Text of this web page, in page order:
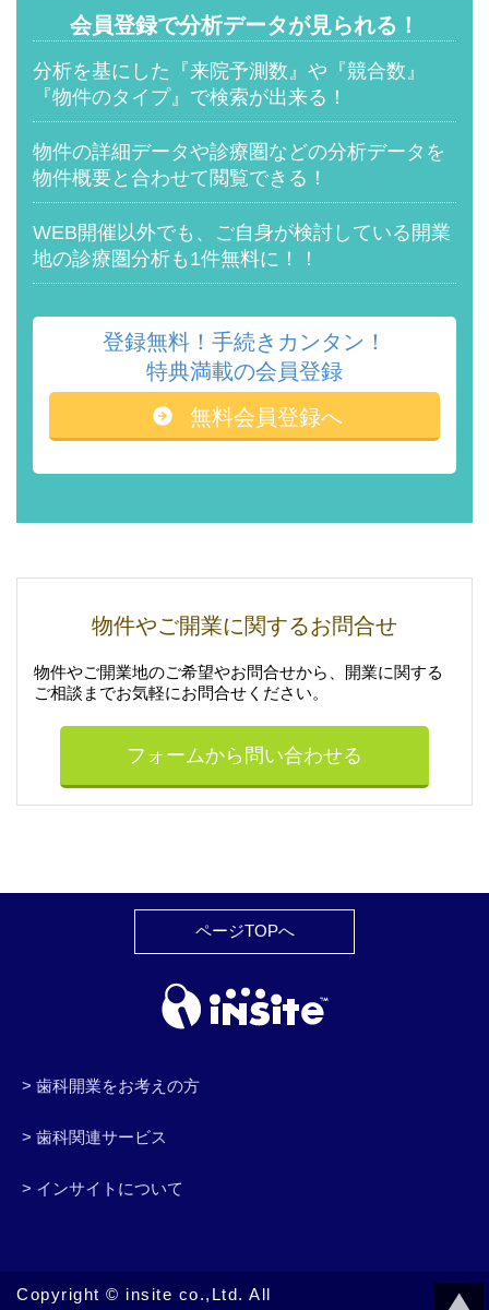
会員登録で分析データが見られる！
分析を基にした『来院予測数』や 『競合数』
『物件のタイプ』で検索が出来る！
物件の詳細データや診療圏などの分析データを
物件概要と合わせて閲覧できる！
WEB開催以外でも、ご自身が検討している開業
地の診療圏分析も1件無料に！！
登録無料！手続きカンタン！
特典満載の会員登録
無料会員登録へ
物件やご開業に関するお問合せ
物件やご開業地のご希望やお問合せから、開業に関する
ご相談までお気軽にお問合せください。
フォームから問い合わせる
ページTOPへ
歯科開業をお考えの方
歯科開業について
歯科開業セミナー
歯科向け物件情報
歯科開業トピックス
歯科医院開業事例
歯科業者一括デモ
歯科関連サービス
歯科関連サービスTOP
開業コンサルティング
開業候補地の診療圏分析
クレジット決済サービス
デンタルポンタ
特典満載の会員登録
インサイトについて
Copyright © insite co.,Ltd. All